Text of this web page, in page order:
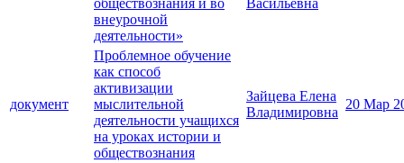
обществознания и во
внеурочной
деятельности»
Васильевна
документ
Проблемное обучение
как способ
активизации
мыслительной
деятельности учащихся
на уроках истории и
обществознания
Зайцева Елена
Владимировна
20 Мар